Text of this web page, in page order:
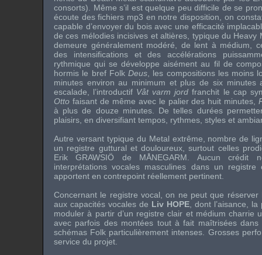
consorts). Même s’il est quelque peu difficile de se
écoute des fichiers mp3 en notre disposition, on
capable d’envoyer du bois avec une efficacité
de ces mélodies incisives et altières, typique du Heavy
demeure généralement modéré, de lent à médium,
des intensifications et des accélérations
rythmique qui se développe aisément au fil de
hormis le bref Folk Deus , les compositions les moins
minutes environ au minimum et plus de six minutes
escalade, l’introductif Våt varm jord franchit le cap
Otto faisant de même avec le palier des huit minutes,
à plus de douze minutes. De telles durées
plaisirs, en diversifiant tempos, rythmes, styles et
Autre versant typique du Metal extrême, nombre de
un registre guttural et douloureux, surtout celles
Erik GRAWSIÖ de MÅNEGARM . Aucun crédit
interprétations vocales masculines dans un
apportent en contrepoint réellement pertinent.
Concernant le registre vocal, on ne peut que réserver
aux capacités vocales de Liv HOPE , dont l’aisance,
moduler à partir d’un registre clair et médium charrie
avec parfois des montées tout à fait maîtrisées
schémas Folk particulièrement intenses. Grosses
service du projet.